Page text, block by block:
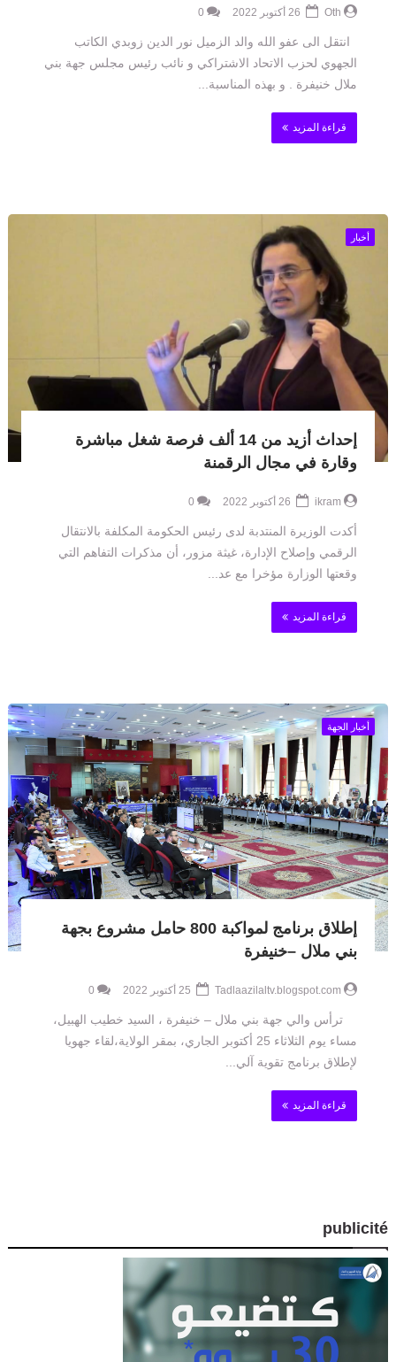
Oth
0
انتقل الى عفو الله والد الزميل نور الدين زوبدي الكاتب
الجهوي لحزب الاتحاد الاشتراكي و نائب رئيس مجلس جهة بني
ملال خنيفرة . و بهذه المناسبة...
قراءة المزيد
أخبار
إحداث أزيد من 14 ألف فرصة شغل مباشرة
وقارة في مجال الرقمنة
ikram
0
أكدت الوزيرة المنتدبة لدى رئيس الحكومة المكلفة بالانتقال
الرقمي وإصلاح الإدارة، غيثة مزور، أن مذكرات التفاهم التي
وقعتها الوزارة مؤخرا مع عد...
قراءة المزيد
أخبار الجهة
إطلاق برنامج لمواكبة 800 حامل مشروع بجهة
بني ملال –خنيفرة
Tadlaazilaltv.blogspot.com
0
ترأس والي جهة بني ملال – خنيفرة ، السيد خطيب الهبيل،
مساء يوم الثلاثاء 25 أكتوبر الجاري، بمقر الولاية،لقاء جهويا
لإطلاق برنامج تقوية آلي...
قراءة المزيد
publicité